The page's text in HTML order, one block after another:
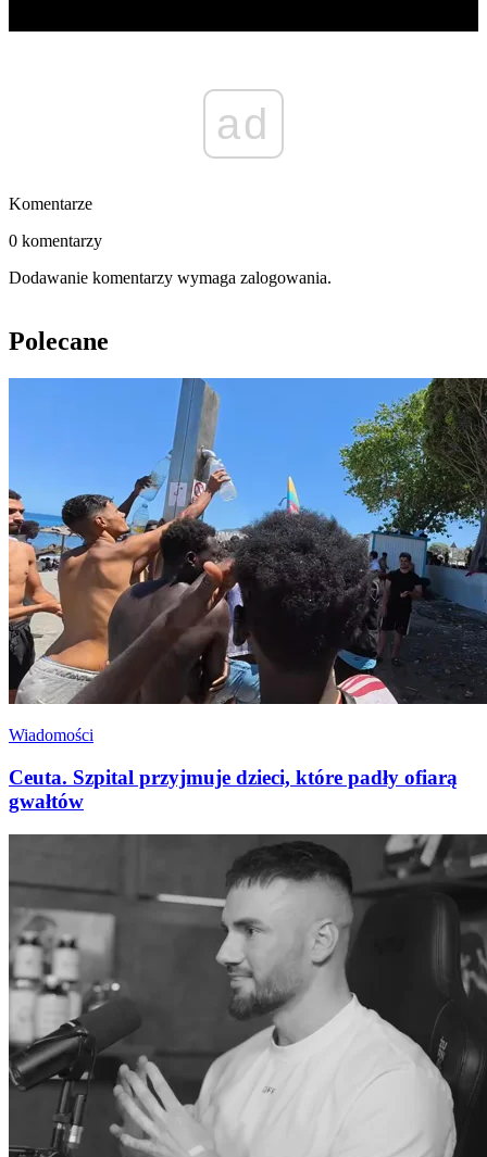
ad
Komentarze
0 komentarzy
Dodawanie komentarzy wymaga zalogowania.
Polecane
Wiadomości
Ceuta. Szpital przyjmuje dzieci, które padły ofiarą
gwałtów